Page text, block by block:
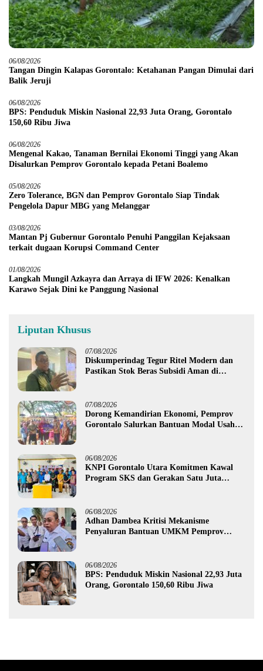
06/08/2026
Tangan Dingin Kalapas Gorontalo: Ketahanan Pangan Dimulai dari
Balik Jeruji
06/08/2026
BPS: Penduduk Miskin Nasional 22,93 Juta Orang, Gorontalo
150,60 Ribu Jiwa
06/08/2026
Mengenal Kakao, Tanaman Bernilai Ekonomi Tinggi yang Akan
Disalurkan Pemprov Gorontalo kepada Petani Boalemo
05/08/2026
Zero Tolerance, BGN dan Pemprov Gorontalo Siap Tindak
Pengelola Dapur MBG yang Melanggar
03/08/2026
Mantan Pj Gubernur Gorontalo Penuhi Panggilan Kejaksaan
terkait dugaan Korupsi Command Center
01/08/2026
Langkah Mungil Azkayra dan Arraya di IFW 2026: Kenalkan
Karawo Sejak Dini ke Panggung Nasional
Liputan Khusus
07/08/2026
Diskumperindag Tegur Ritel Modern dan
Pastikan Stok Beras Subsidi Aman di
07/08/2026
Dorong Kemandirian Ekonomi, Pemprov
Gorontalo Salurkan Bantuan Modal Usaha
06/08/2026
KNPI Gorontalo Utara Komitmen Kawal
Program SKS dan Gerakan Satu Juta
06/08/2026
Adhan Dambea Kritisi Mekanisme
Penyaluran Bantuan UMKM Pemprov
06/08/2026
BPS: Penduduk Miskin Nasional 22,93 Juta
Orang, Gorontalo 150,60 Ribu Jiwa